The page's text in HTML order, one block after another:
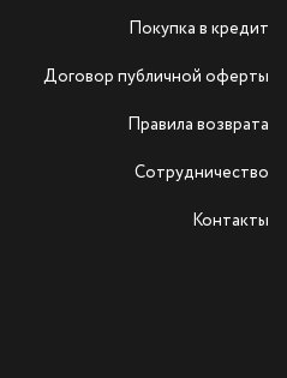
Покупка в кредит
Договор публичной оферты
Правила возврата
Сотрудничество
Контакты